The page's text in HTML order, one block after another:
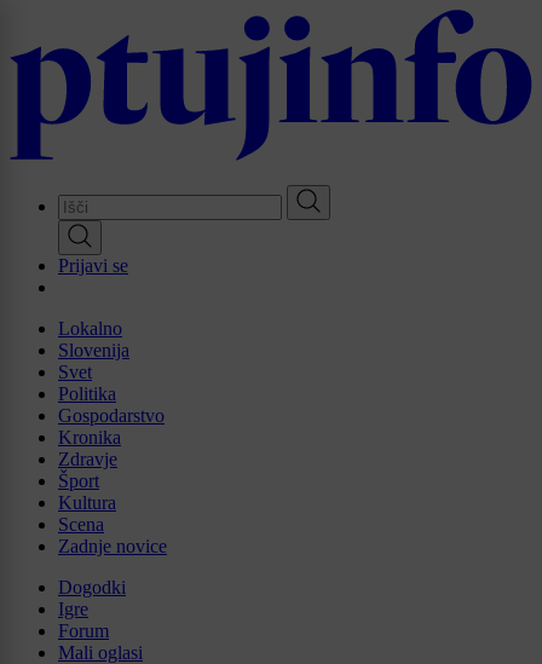
main
Prijavi se
Lokalno
Slovenija
Svet
Politika
Gospodarstvo
Kronika
Zdravje
Šport
Kultura
Scena
Zadnje novice
Dogodki
Igre
Forum
Mali oglasi